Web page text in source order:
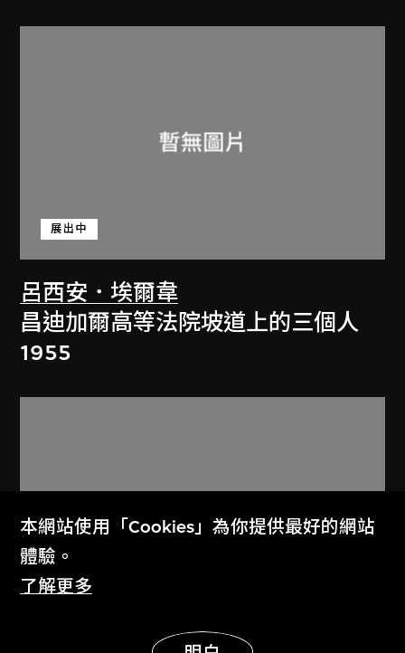
呂西安．埃爾韋
展出中
昌迪加爾高等法院坡道上的三個人
1955
本網站使用「Cookies」為你提供最好的網站
體驗。
了解更多
展示更多